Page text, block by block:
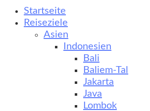
Startseite
Reiseziele
Asien
Indonesien
Bali
Baliem-Tal
Jakarta
Java
Lombok